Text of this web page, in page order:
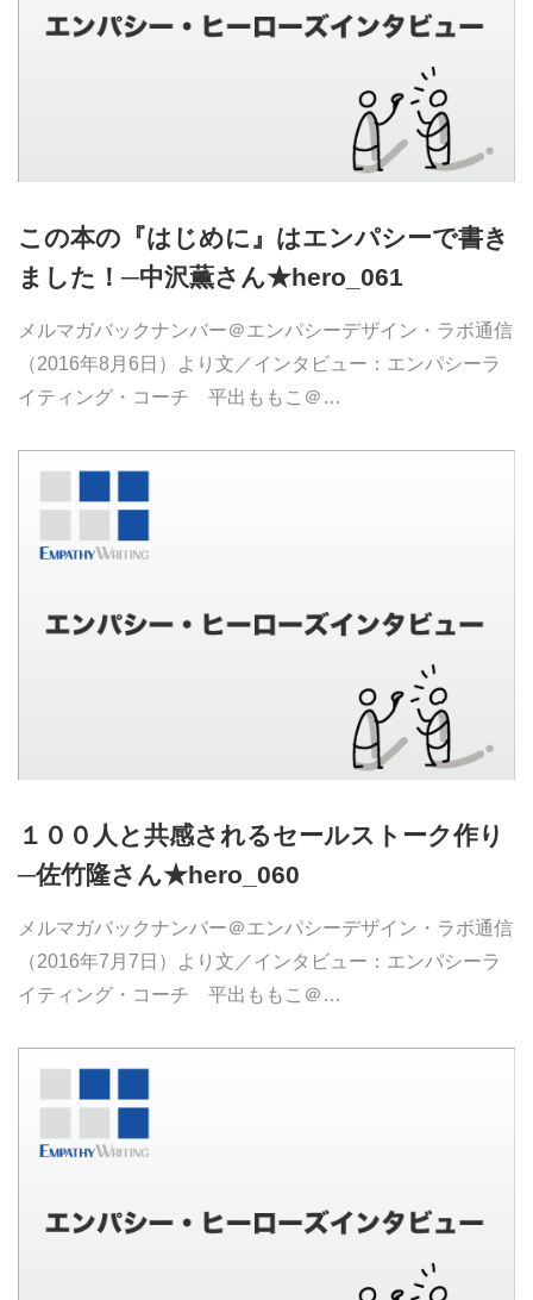
この本の『はじめに』はエンパシーで書き
ました！─中沢薫さん★hero_061
メルマガバックナンバー＠エンパシーデザイン・ラボ通信
（2016年8月6日）より文／インタビュー：エンパシーラ
イティング・コーチ 平出ももこ＠…
１００人と共感されるセールストーク作り
─佐竹隆さん★hero_060
メルマガバックナンバー＠エンパシーデザイン・ラボ通信
（2016年7月7日）より文／インタビュー：エンパシーラ
イティング・コーチ 平出ももこ＠…